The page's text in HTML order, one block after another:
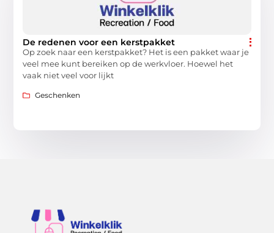
De redenen voor een kerstpakket
Op zoek naar een kerstpakket? Het is een pakket waar je
veel mee kunt bereiken op de werkvloer. Hoewel het
vaak niet veel voor lijkt
Geschenken